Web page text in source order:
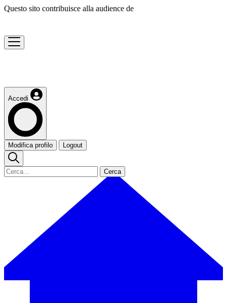
Questo sito contribuisce alla audience de
Accedi
Modifica profilo Logout
Cerca